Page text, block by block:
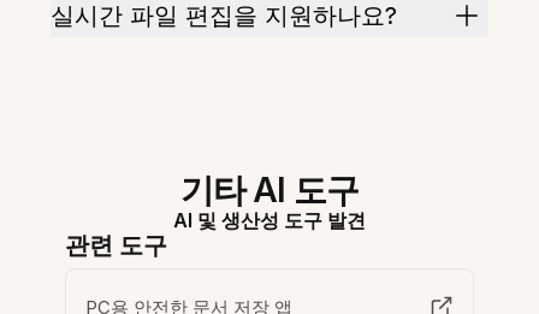
실시간 파일 편집을 지원하나요?
기타 AI 도구
AI 및 생산성 도구 발견
관련 도구
PC용 안전한 문서 저장 앱